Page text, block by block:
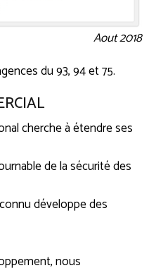
Aout 2018
du 93, 94 et 75.
cherche à étendre ses
de la sécurité des
développe des
nous